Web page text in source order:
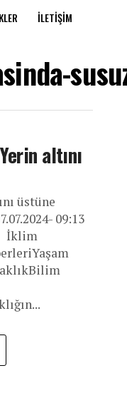
İLETIŞIM
altını
üstüne
09:13
İklim